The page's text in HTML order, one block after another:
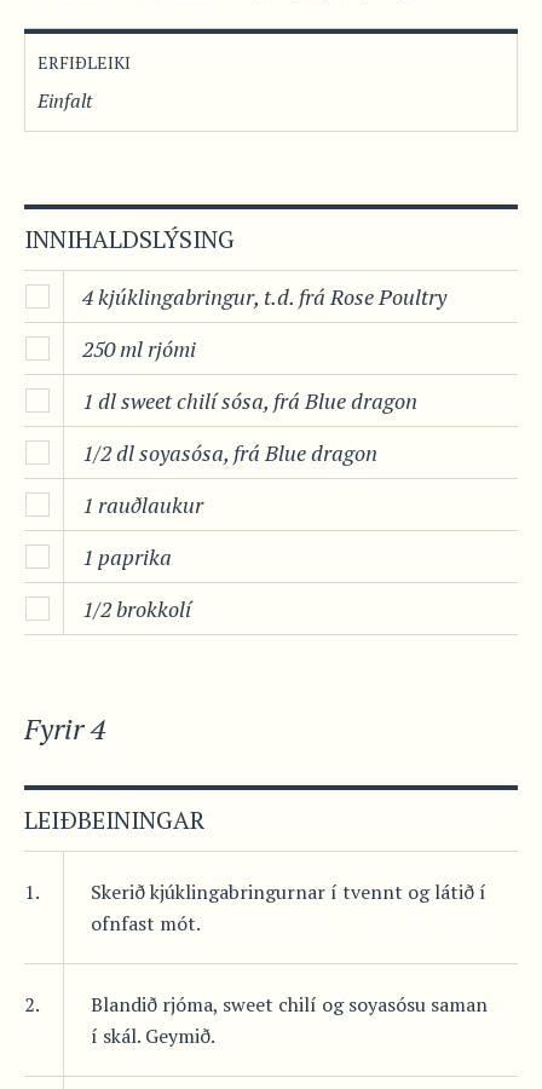
ERFIÐLEIKI
Einfalt
INNIHALDSLÝSING
4 kjúklingabringur, t.d. frá Rose Poultry
250 ml rjómi
1 dl sweet chilí sósa, frá Blue dragon
1/2 dl soyasósa, frá Blue dragon
1 rauðlaukur
1 paprika
1/2 brokkolí
Fyrir 4
LEIÐBEININGAR
1.
Skerið kjúklingabringurnar í tvennt og látið í
ofnfast mót.
2.
Blandið rjóma, sweet chilí og soyasósu saman
í skál. Geymið.